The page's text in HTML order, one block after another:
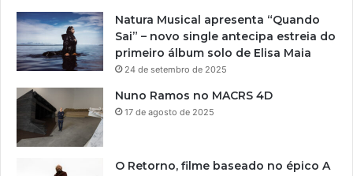
Natura Musical apresenta “Quando
Sai” – novo single antecipa estreia do
primeiro álbum solo de Elisa Maia
24 de setembro de 2025
Nuno Ramos no MACRS 4D
17 de agosto de 2025
O Retorno, filme baseado no épico A